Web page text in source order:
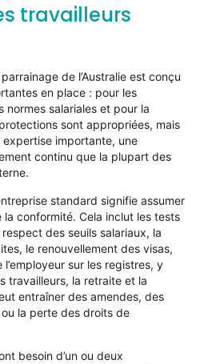
travailleurs
de l’Australie est conçu
en place : pour les
normes salariales et pour la
sont appropriées, mais
importante, une
continu que la plupart des
standard signifie assumer
conformité. Cela inclut les tests
des seuils salariaux, la
le renouvellement des visas,
sur les registres, y
travailleurs, la retraite et la
entraîner des amendes, des
la perte des droits de
besoin d’un ou deux